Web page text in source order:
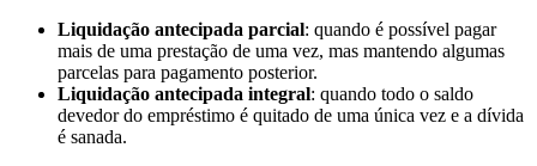
Liquidação antecipada parcial: quando é possível pagar
mais de uma prestação de uma vez, mas mantendo algumas
parcelas para pagamento posterior.
Liquidação antecipada integral: quando todo o saldo
devedor do empréstimo é quitado de uma única vez e a dívida
é sanada.